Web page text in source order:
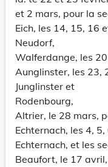
et 2 mars, pour la
Eich, les 14, 15, 16
Neudorf,
Walferdange, les
Aunglinster, les 23,
Junglinster et
Rodenbourg,
Altrier, le 28 mars,
Echternach, les 4,
Echternach, et les
Beaufort, le 17